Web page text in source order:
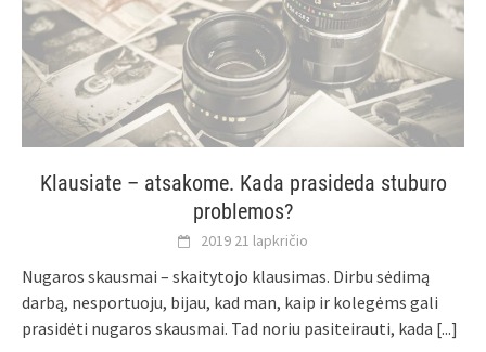
Klausiate – atsakome. Kada prasideda stuburo
problemos?
2019 21 lapkričio
Nugaros skausmai – skaitytojo klausimas. Dirbu sėdimą
darbą, nesportuoju, bijau, kad man, kaip ir kolegėms gali
prasidėti nugaros skausmai. Tad noriu pasiteirauti, kada [...]